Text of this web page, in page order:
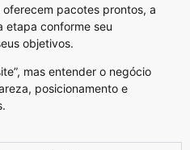
pacotes prontos, a
etapa conforme seu
objetivos.
mas entender o negócio
posicionamento e